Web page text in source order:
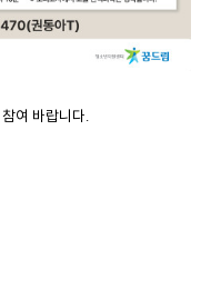
여 바랍니다.